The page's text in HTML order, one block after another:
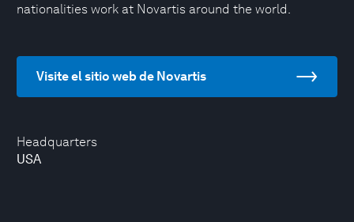
Headquarters
USA
nationalities work at Novartis around the world.
Visite el sitio web de Novartis